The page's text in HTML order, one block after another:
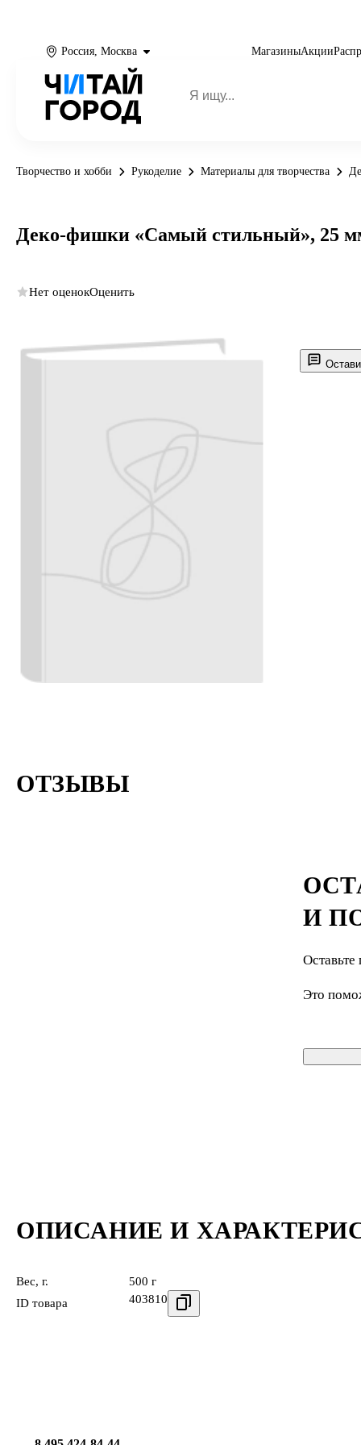
Россия, Москва МагазиныАкции
Творчество и хобби Рукоделие Материалы для творчества
Деко-фишки «Самый стильный», 25
Нет оценокОценить
ОПИСАНИЕ И
Вес, г.
500 г
ID товара
403810
ОТЗЫВЫ
И
Это